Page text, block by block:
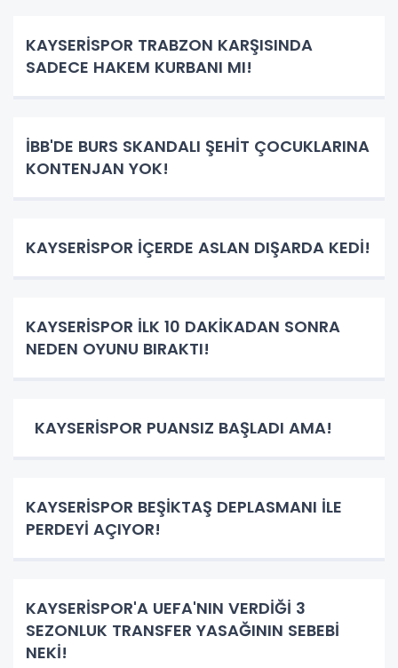
KAYSERİSPOR TRABZON KARŞISINDA
SADECE HAKEM KURBANI MI!
İBB'DE BURS SKANDALI ŞEHİT ÇOCUKLARINA
KONTENJAN YOK!
KAYSERİSPOR İÇERDE ASLAN DIŞARDA KEDİ!
KAYSERİSPOR İLK 10 DAKİKADAN SONRA
NEDEN OYUNU BIRAKTI!
KAYSERİSPOR PUANSIZ BAŞLADI AMA!
KAYSERİSPOR BEŞİKTAŞ DEPLASMANI İLE
PERDEYİ AÇIYOR!
KAYSERİSPOR'A UEFA'NIN VERDİĞİ 3
SEZONLUK TRANSFER YASAĞININ SEBEBİ
NEKİ!